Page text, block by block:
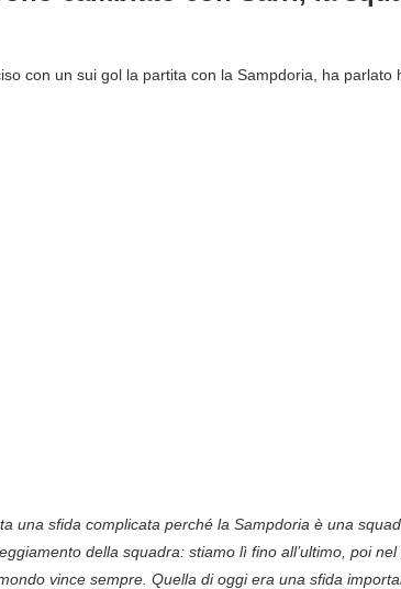
con un sui gol la partita con la Sampdoria, ha parlato
una sfida complicata perché la Sampdoria è una
della squadra: stiamo lì fino all’ultimo, poi
vince sempre. Quella di oggi era una sfida